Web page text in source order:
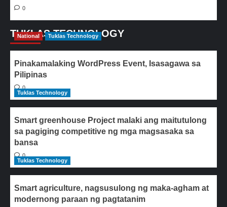
0
TUKLAS TECHNOLOGY
National Tuklas Technology
Pinakamalaking WordPress Event, Isasagawa sa
Pilipinas
0
Tuklas Technology
Smart greenhouse Project malaki ang maitutulong
sa pagiging competitive ng mga magsasaka sa
bansa
0
Tuklas Technology
Smart agriculture, nagsusulong ng maka-agham at
modernong paraan ng pagtatanim